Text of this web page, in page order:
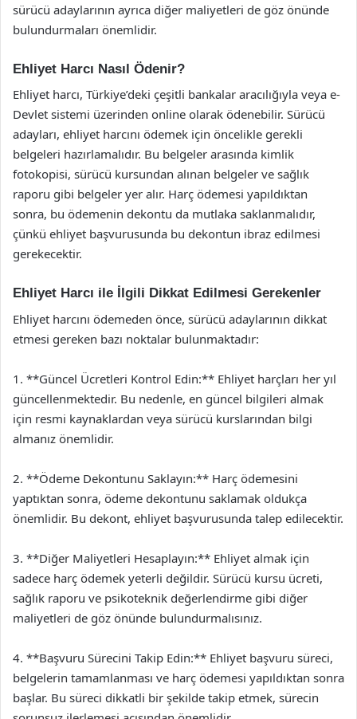
sürücü adaylarının ayrıca diğer maliyetleri de göz önünde
bulundurmaları önemlidir.
Ehliyet Harcı Nasıl Ödenir?
Ehliyet harcı, Türkiye’deki çeşitli bankalar aracılığıyla veya e-
Devlet sistemi üzerinden online olarak ödenebilir. Sürücü
adayları, ehliyet harcını ödemek için öncelikle gerekli
belgeleri hazırlamalıdır. Bu belgeler arasında kimlik
fotokopisi, sürücü kursundan alınan belgeler ve sağlık
raporu gibi belgeler yer alır. Harç ödemesi yapıldıktan
sonra, bu ödemenin dekontu da mutlaka saklanmalıdır,
çünkü ehliyet başvurusunda bu dekontun ibraz edilmesi
gerekecektir.
Ehliyet Harcı ile İlgili Dikkat Edilmesi Gerekenler
Ehliyet harcını ödemeden önce, sürücü adaylarının dikkat
etmesi gereken bazı noktalar bulunmaktadır:
1. **Güncel Ücretleri Kontrol Edin:** Ehliyet harçları her yıl
güncellenmektedir. Bu nedenle, en güncel bilgileri almak
için resmi kaynaklardan veya sürücü kurslarından bilgi
almanız önemlidir.
2. **Ödeme Dekontunu Saklayın:** Harç ödemesini
yaptıktan sonra, ödeme dekontunu saklamak oldukça
önemlidir. Bu dekont, ehliyet başvurusunda talep edilecektir.
3. **Diğer Maliyetleri Hesaplayın:** Ehliyet almak için
sadece harç ödemek yeterli değildir. Sürücü kursu ücreti,
sağlık raporu ve psikoteknik değerlendirme gibi diğer
maliyetleri de göz önünde bulundurmalısınız.
4. **Başvuru Sürecini Takip Edin:** Ehliyet başvuru süreci,
belgelerin tamamlanması ve harç ödemesi yapıldıktan sonra
başlar. Bu süreci dikkatli bir şekilde takip etmek, sürecin